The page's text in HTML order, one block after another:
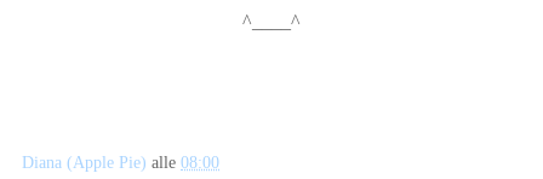
^____^
Diana (Apple Pie) alle 08:00